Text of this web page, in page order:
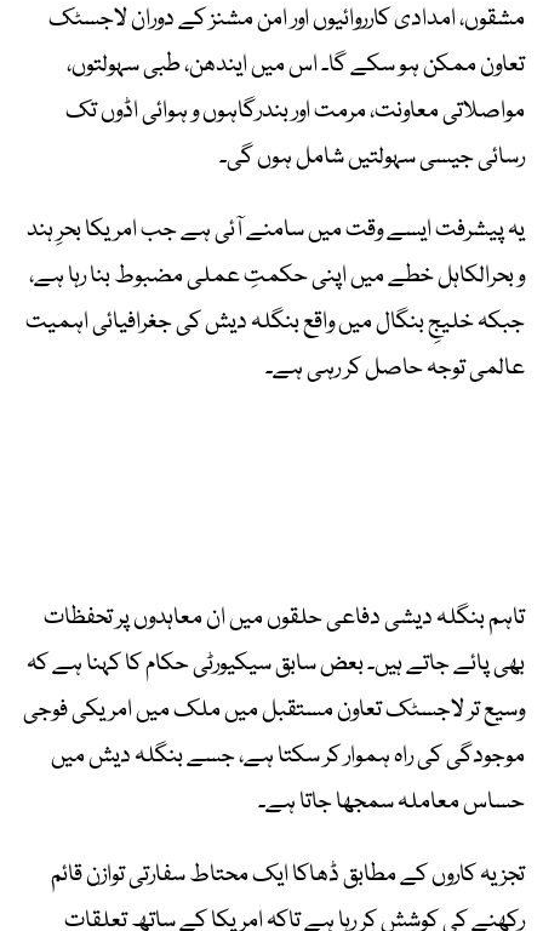
مشقوں، امدادی کارروائیوں اور امن مشنز کے دوران لاجسٹک
تعاون ممکن ہو سکے گا۔ اس میں ایندھن، طبی سہولتوں،
مواصلاتی معاونت، مرمت اور بندرگاہوں و ہوائی اڈوں تک
رسائی جیسی سہولتیں شامل ہوں گی۔
یہ پیشرفت ایسے وقت میں سامنے آئی ہے جب امریکا بحرِ ہند
و بحرالکاہل خطے میں اپنی حکمتِ عملی مضبوط بنا رہا ہے،
جبکہ خلیجِ بنگال میں واقع بنگلہ دیش کی جغرافیائی اہمیت
عالمی توجہ حاصل کر رہی ہے۔
تاہم بنگلہ دیشی دفاعی حلقوں میں ان معاہدوں پر تحفظات
بھی پائے جاتے ہیں۔ بعض سابق سیکیورٹی حکام کا کہنا ہے کہ
وسیع تر لاجسٹک تعاون مستقبل میں ملک میں امریکی فوجی
موجودگی کی راہ ہموار کر سکتا ہے، جسے بنگلہ دیش میں
حساس معاملہ سمجھا جاتا ہے۔
تجزیہ کاروں کے مطابق ڈھاکا ایک محتاط سفارتی توازن قائم
رکھنے کی کوشش کر رہا ہے تاکہ امریکا کے ساتھ تعلقات